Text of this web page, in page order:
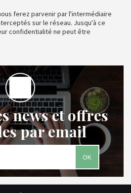
ferez parvenir par l'intermédiaire
sur le réseau. Jusqu'à ce
confidentialité ne peut être
news et offres
par email
OK